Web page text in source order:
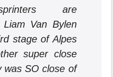
are
Van Bylen
stage of Alpes
super close
was SO close of